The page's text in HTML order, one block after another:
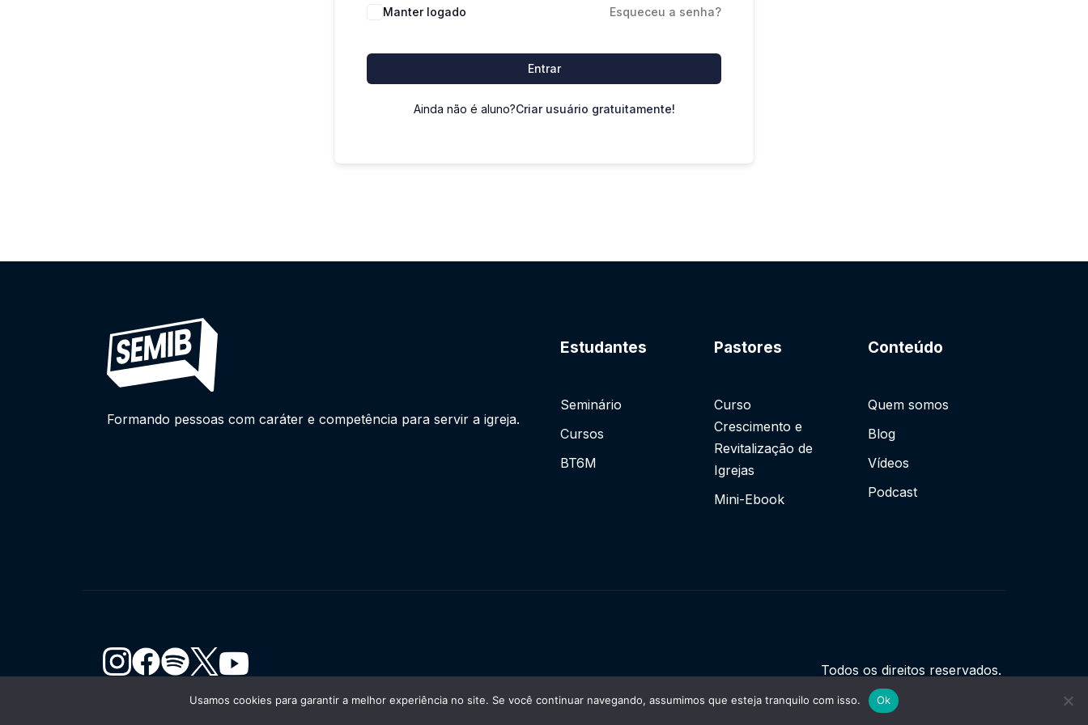
Manter logado Esqueceu a senha?
Entrar
Ainda não é aluno?Criar usuário gratuitamente!
Formando pessoas com caráter e competência para servir a igreja.
Estudantes
Seminário
Cursos
BT6M
Pastores
Curso
Crescimento e
Revitalização de
Igrejas
Mini-Ebook
Conteúdo
Quem somos
Blog
Vídeos
Podcast
Todos os direitos reservados.
Usamos cookies para garantir a melhor experiência no site. Se você continuar navegando, assumimos que esteja tranquilo com isso. Ok